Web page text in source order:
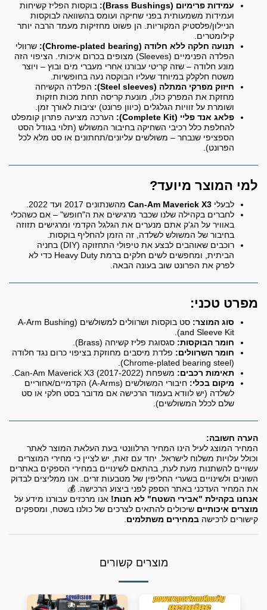
עמידות פרימיום (Brass Bushings):
בוקסות הפליז קשיחות
ועמידות משמעותית בפני שחיקה ועומס בהשוואה לבוקסות
הניילון/פלסטיק המקוריות. הן פשוט מחזיקות מעמד הרבה יותר
קילומטרים.
תנועה חלקה ללא חלודה (Chrome-plated bearing):
שרוולי
הפלדה הפנימיים (Sleeves) מצופים בכרום איכותי. הציפוי הזה
מונע חלודה – שזה קריטי עבורנו אחרי מעברי מים ובוץ – ויוצר
משטח חלקלק במיוחד שעליו הבוקסה נעה בחופשיות.
חיזוק מפרקי המתלה (Steel sleeves):
הפלדה הקשיחה
מחזקת את המפרק כולו, מונעת קריסה תחת מכות חזקות
ושומרת על זוויות הגלגלים (כיוון פרונט) יציבות לאורך זמן.
פלאג אנד פליי (Complete Kit):
הערכה מציעה פתרון קומפלט
להחלפת כלל רכיבי השחיקה בחיבור המשולש (תלוי בגודל הסט
הספציפי שנבחר – משולשים עליונים/תחתונים או סט מלא לכל
הפרונט).
למי המוצר מיועד?
לבעליCan-Am Maverick X3מהשנתונים 2017 ועד 2022.
לחברים בקהילה שלנו שכבר מרגישים את ה"חופש" – אם כשהכלי
באוויר על הג'ק אתם מנערים את הגלגל הקדמי ומרגישים תזוזה
בחיבור של המשולש לשלדה, זה הזמן להחליף בוקסות.
רוכבים שאוהבים לבצע את טיפולי התחזוקה (DIY) בחניה
הביתית, ומחפשים לשים חלקים ברמת Heavy Duty כדי לא
לפרק את הפרונט שוב בעונה הבאה.
מפרט טכני:
סוג המוצר:
סט בוקסות ושרוולים למשולשים (A-Arm Bushing
and Sleeve Kit).
חומר הבוקסות:סגסוגת פליז קשיחה (Brass).
חומר השרוולים:פלדת מיסבים מחוזקת בציפוי כרום נגד חלודה
תאימות רכבים:משפחת Can-Am Maverick X3 (2017-2022).
מיקום בכלי:
חיבורי המשולשים (A-Arms) הקדמיים/אחוריים
לשלדה (יש לוודא בעמוד הרכישה אם מדובר בסט חלקי או סט
שלם לכלל המשולשים).
הערה חשובה:
המחיר המוצג לעיל הינו המחיר הרלוונטי בעת העלאת המוצר לאתר
וכולל עלויות משלוח לישראל. יחד עם זאת, יש לציין כי מחירי המוצרים
עשויים להשתנות מעת לעת, בהתאם לשינויים במחירי הספקים באתרים
השונים ולשינויים בשערי החליפין של מטבעות זרים. אנו ממליצים לבדוק
את המחיר העדכני באתר הספק לפני ביצוע הרכישה. 💰
אנחנו בקהילת "אבירי השטח" לא חנות!אנו מרכזים עבורנו מידע על
מוצרים איכותייםשיכולים להתאים לצרכים של כולנו בשטח, ומספקים
קישורים לרכישהבמחירים משתלמים.
מוצרים קשורים